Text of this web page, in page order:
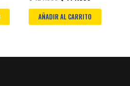
AÑADIR AL CARRITO